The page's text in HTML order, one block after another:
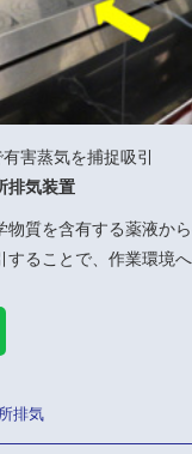
害蒸気を捕捉吸引
排気装置
物質を含有する薬液か
ることで、作業環境へ
排気